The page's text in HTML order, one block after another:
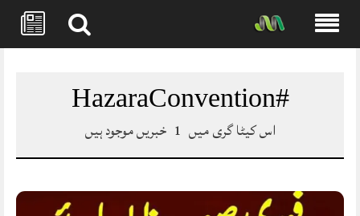
#HazaraConvention
اس کیٹا گری میں 1 خبریں موجود ہیں